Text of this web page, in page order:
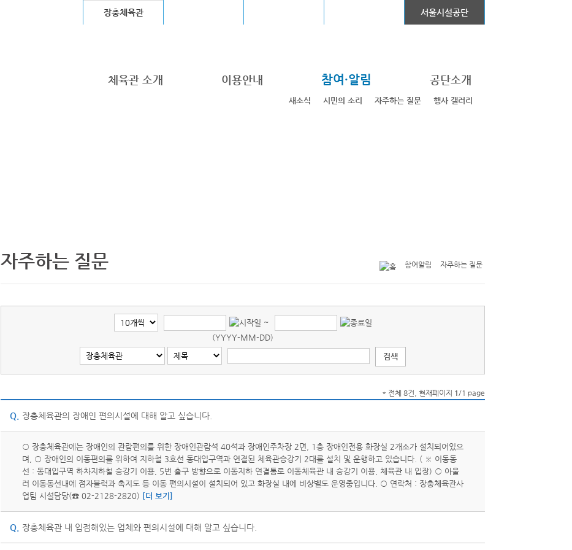
장충체육관 서울시설공단
체육관 소개 이용안내 참여·알림
새소식 시민의 소리 자주하는 질문 행사 갤러리
공단소개
자주하는 질문 참여알림 자주하는 질문
~
(YYYY-MM-DD)
* 전체 8건, 현재페이지 1/1 page
Q. 장충체육관의 장애인 편의시설에 대해 알고 싶습니다.
○ 장충체육관에는 장애인의 관람편의를 위한 장애인관람석 40석과 장애인주차장 2면, 1층 장애인전용 화장실 2개소가 설치되어있으
며, ○ 장애인의 이동편의를 위하여 지하철 3호선 동대입구역과 연결된 체육관승강기 2대를 설치 및 운행하고 있습니다. ( ※ 이동동
선 : 동대입구역 하차지하철 승강기 이용, 5번 출구 방향으로 이동지하 연결통로 이동체육관 내 승강기 이용, 체육관 내 입장) ○ 아울
러 이동동선내에 점자블럭과 촉지도 등 이동 편의시설이 설치되어 있고 화장실 내에 비상벨도 운영중입니다. ○ 연락처 : 장충체육관사
업팀 시설담당(☎ 02-2128-2820) [더 보기]
Q. 장충체육관 내 입점해있는 업체와 편의시설에 대해 알고 싶습니다.